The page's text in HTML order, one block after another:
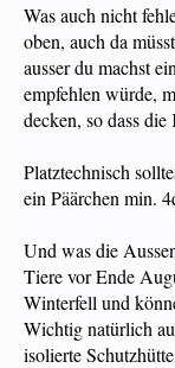
Was auch nicht
oben, auch da
ausser du machst
empfehlen würde,
decken, so dass
Platztechnisch
ein Päärchen min.
Und was die
Tiere vor Ende
Winterfell und
Wichtig natürlich
isolierte